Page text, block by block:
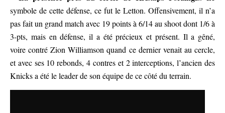
symbole de cette défense, ce fut le Letton. Offensivement, il n’a
pas fait un grand match avec 19 points à 6/14 au shoot dont 1/6 à
3-pts, mais en défense, il a été précieux et présent. Il a gêné,
voire contré Zion Williamson quand ce dernier venait au cercle,
et avec ses 10 rebonds, 4 contres et 2 interceptions, l’ancien des
Knicks a été le leader de son équipe de ce côté du terrain.